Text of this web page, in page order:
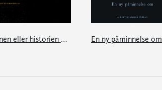
Ikonen eller historien om den otvivelaktiga turbanen En ny påminnelse om